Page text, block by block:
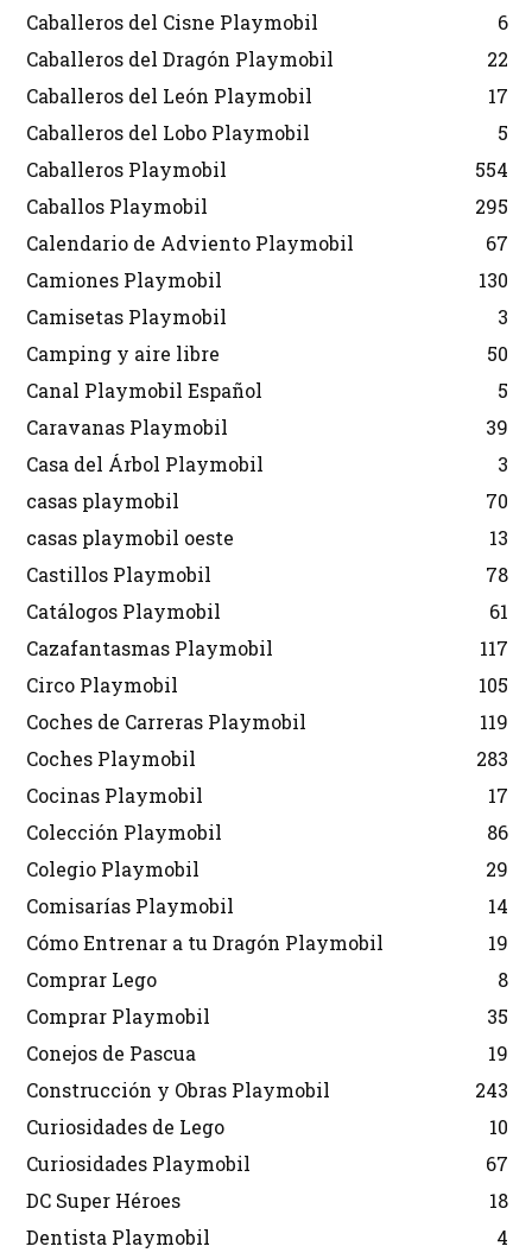
Caballeros del Cisne Playmobil
6
Caballeros del Dragón Playmobil
22
Caballeros del León Playmobil
17
Caballeros del Lobo Playmobil
5
Caballeros Playmobil
554
Caballos Playmobil
295
Calendario de Adviento Playmobil
67
Camiones Playmobil
130
Camisetas Playmobil
3
Camping y aire libre
50
Canal Playmobil Español
5
Caravanas Playmobil
39
Casa del Árbol Playmobil
3
casas playmobil
70
casas playmobil oeste
13
Castillos Playmobil
78
Catálogos Playmobil
61
Cazafantasmas Playmobil
117
Circo Playmobil
105
Coches de Carreras Playmobil
119
Coches Playmobil
283
Cocinas Playmobil
17
Colección Playmobil
86
Colegio Playmobil
29
Comisarías Playmobil
14
Cómo Entrenar a tu Dragón Playmobil
19
Comprar Lego
8
Comprar Playmobil
35
Conejos de Pascua
19
Construcción y Obras Playmobil
243
Curiosidades de Lego
10
Curiosidades Playmobil
67
DC Super Héroes
18
Dentista Playmobil
4